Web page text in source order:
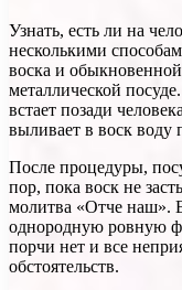
Узнать, есть ли на
несколькими
воска и
металлической
встает позади
выливает в воск воду
После процедуры,
пор, пока воск не
молитва «Отче наш».
однородную ровную
порчи нет и все
обстоятельств.